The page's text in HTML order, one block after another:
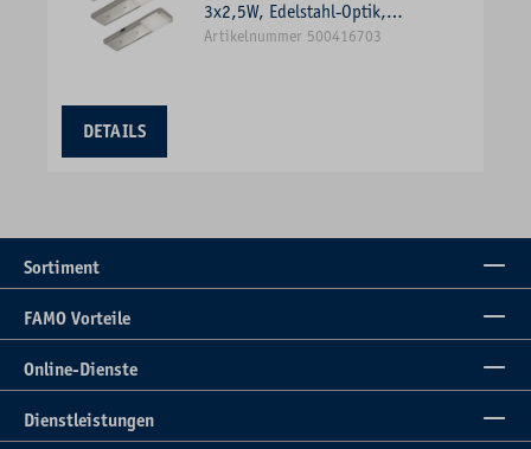
3x2,5W, Edelstahl-Optik,
4000K nws
Artikelnummer 500416703
DETAILS
Sortiment
FAMO Vorteile
Online-Dienste
Dienstleistungen